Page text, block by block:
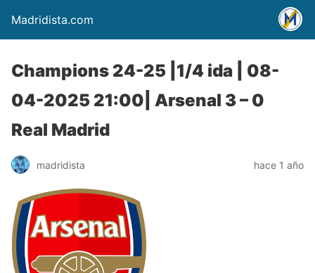
Madridista.com
Champions 24-25 |1/4 ida | 08-
04-2025 21:00| Arsenal 3 – 0
Real Madrid
madridista hace 1 año